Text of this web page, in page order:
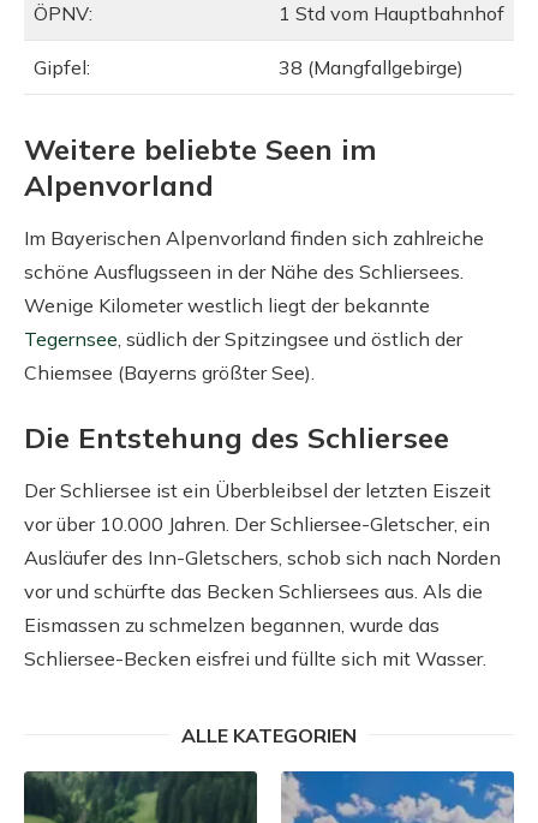
ÖPNV: 1 Std vom Hauptbahnhof
Gipfel: 38 (Mangfallgebirge)
Weitere beliebte Seen im
Alpenvorland
Im Bayerischen Alpenvorland finden sich zahlreiche
schöne Ausflugsseen in der Nähe des Schliersees.
Wenige Kilometer westlich liegt der bekannte
Tegernsee, südlich der Spitzingsee und östlich der
Chiemsee (Bayerns größter See).
Die Entstehung des Schliersee
Der Schliersee ist ein Überbleibsel der letzten Eiszeit
vor über 10.000 Jahren. Der Schliersee-Gletscher, ein
Ausläufer des Inn-Gletschers, schob sich nach Norden
vor und schürfte das Becken Schliersees aus. Als die
Eismassen zu schmelzen begannen, wurde das
Schliersee-Becken eisfrei und füllte sich mit Wasser.
ALLE KATEGORIEN